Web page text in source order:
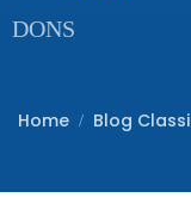
DONS
Home Blog